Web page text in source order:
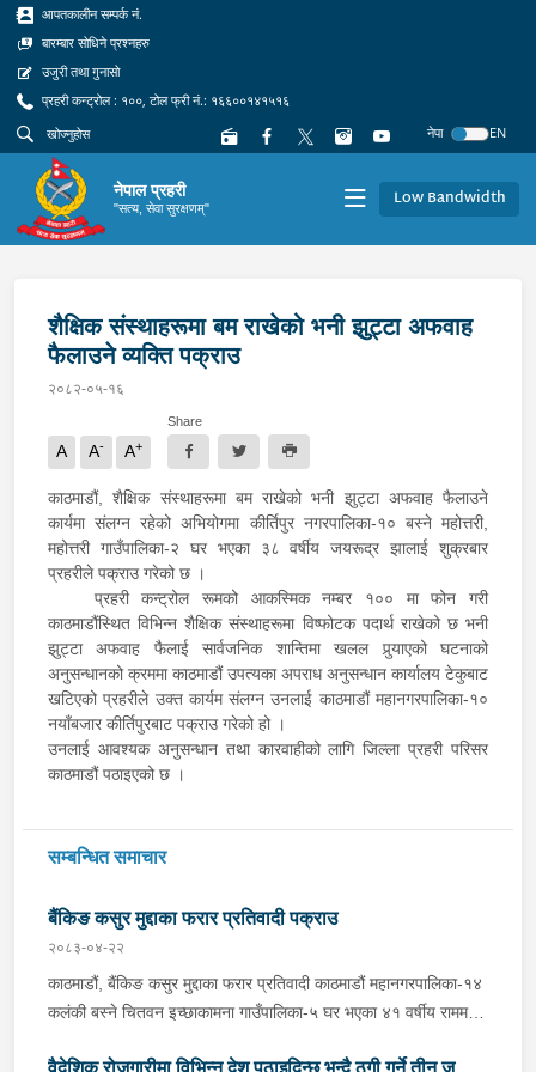
आपतकालीन सम्पर्क नं.
बारम्बार सोधिने प्रश्नहरु
उजुरी तथा गुनासो
प्रहरी कन्ट्रोल : १००, टोल फ्री नं.: १६६००१४१५१६
नेपा
EN
नेपाल प्रहरी
"सत्य, सेवा सुरक्षणम्" Low Bandwidth
शैक्षिक संस्थाहरूमा बम राखेको भनी झुट्टा अफवाह
फैलाउने व्यक्ति पक्राउ
२०८२-०५-१६
A A- A+
Share
काठमाडौं, शैक्षिक संस्थाहरूमा बम राखेको भनी झुट्टा अफवाह फैलाउने
कार्यमा संलग्न रहेको अभियोगमा कीर्तिपुर नगरपालिका-१० बस्ने महोत्तरी,
महोत्तरी गाउँपालिका-२ घर भएका ३८ वर्षीय जयरूद्र झालाई शुक्रबार
प्रहरीले पक्राउ गरेको छ ।
प्रहरी कन्ट्रोल रूमको आकस्मिक नम्बर १०० मा फोन गरी
काठमाडौंस्थित विभिन्न शैक्षिक संस्थाहरूमा विष्फोटक पदार्थ राखेको छ भनी
झुट्टा अफवाह फैलाई सार्वजनिक शान्तिमा खलल पुर्‍याएको घटनाको
अनुसन्धानको क्रममा काठमाडौं उपत्यका अपराध अनुसन्धान कार्यालय टेकुबाट
खटिएको प्रहरीले उक्त कार्यम संलग्न उनलाई काठमाडौं महानगरपालिका-१०
नयाँबजार कीर्तिपुरबाट पक्राउ गरेको हो ।
उनलाई आवश्यक अनुसन्धान तथा कारवाहीको लागि जिल्ला प्रहरी परिसर
काठमाडौं पठाइएको छ ।
सम्बन्धित समाचार
बैंकिङ कसुर मुद्दाका फरार प्रतिवादी पक्राउ
२०८३-०४-२२
काठमाडौं, बैंकिङ कसुर मुद्दाका फरार प्रतिवादी काठमाडौं महानगरपालिका-१४
कलंकी बस्ने चितवन इच्छाकामना गाउँपालिका-५ घर भएका ४१ वर्षीय राममणी
वैदेशिक रोजगारीमा विभिन्न देश पठाइदिन्छु भन्दै ठगी गर्ने तीन जना